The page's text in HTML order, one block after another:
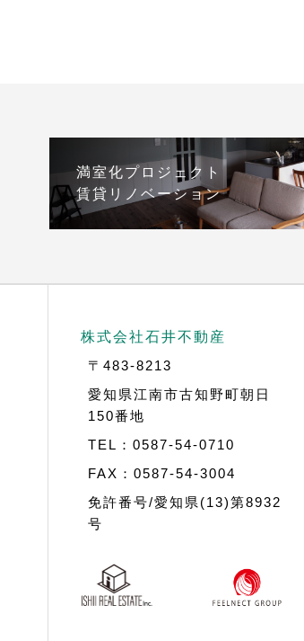
満室化プロジェクト
賃貸リノベーション
株式会社石井不動産
〒483-8213
愛知県江南市古知野町朝日
150番地
TEL：0587-54-0710
FAX：0587-54-3004
免許番号/愛知県(13)第8932
号